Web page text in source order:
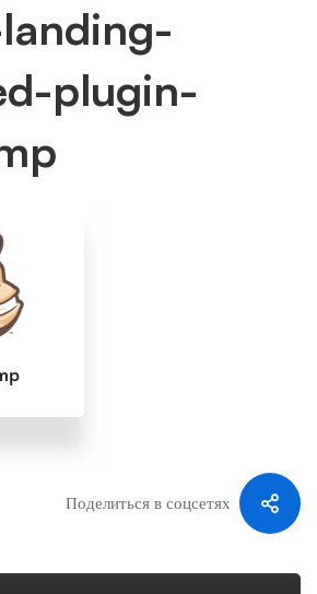
plugin-
Поделиться в соцсетях